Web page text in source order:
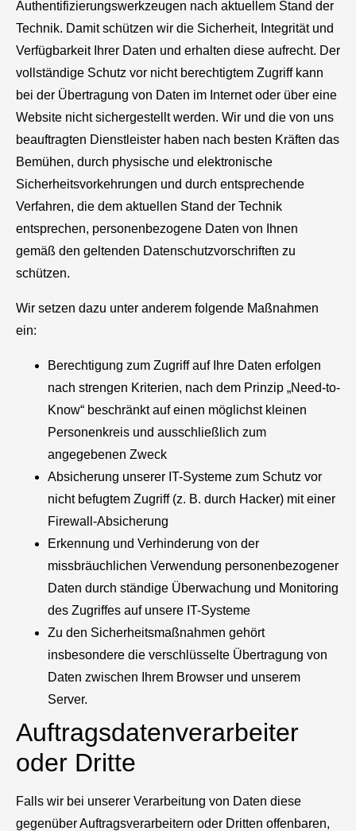
Authentifizierungswerkzeugen nach aktuellem Stand der
Technik. Damit schützen wir die Sicherheit, Integrität und
Verfügbarkeit Ihrer Daten und erhalten diese aufrecht. Der
vollständige Schutz vor nicht berechtigtem Zugriff kann
bei der Übertragung von Daten im Internet oder über eine
Website nicht sichergestellt werden. Wir und die von uns
beauftragten Dienstleister haben nach besten Kräften das
Bemühen, durch physische und elektronische
Sicherheitsvorkehrungen und durch entsprechende
Verfahren, die dem aktuellen Stand der Technik
entsprechen, personenbezogene Daten von Ihnen
gemäß den geltenden Datenschutzvorschriften zu
schützen.
Wir setzen dazu unter anderem folgende Maßnahmen
ein:
Berechtigung zum Zugriff auf Ihre Daten erfolgen
nach strengen Kriterien, nach dem Prinzip „Need-to-
Know“ beschränkt auf einen möglichst kleinen
Personenkreis und ausschließlich zum
angegebenen Zweck
Absicherung unserer IT-Systeme zum Schutz vor
nicht befugtem Zugriff (z. B. durch Hacker) mit einer
Firewall-Absicherung
Erkennung und Verhinderung von der
missbräuchlichen Verwendung personenbezogener
Daten durch ständige Überwachung und Monitoring
des Zugriffes auf unsere IT-Systeme
Zu den Sicherheitsmaßnahmen gehört
insbesondere die verschlüsselte Übertragung von
Daten zwischen Ihrem Browser und unserem
Server.
Auftragsdatenverarbeiter
oder Dritte
Falls wir bei unserer Verarbeitung von Daten diese
gegenüber Auftragsverarbeitern oder Dritten offenbaren,